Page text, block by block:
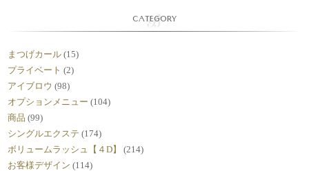
CATEGORY
まつげカール (15)
プライベート (2)
アイブロウ (98)
オプションメニュー (104)
商品 (99)
シングルエクステ (174)
ボリュームラッシュ【４D】
(214)
お客様デザイン (114)